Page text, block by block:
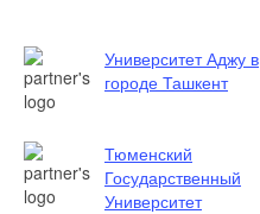
Университет Аджу в
городе Ташкент
Тюменский
Государственный
Университет